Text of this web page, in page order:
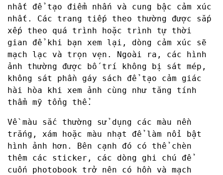
nhất để tạo điểm nhấn và cung bậc cảm xúc
nhất. Các trang tiếp theo thường được sắp
xếp theo quá trình hoặc trình tự thời
gian để khi bạn xem lại, dòng cảm xúc sẽ
mạch lạc và trọn vẹn. Ngoài ra, các hình
ảnh thường được bố trí không bị sát mép,
không sát phần gáy sách để tạo cảm giác
hài hòa khi xem ảnh cùng như tăng tính
thẩm mỹ tổng thể.
Về màu sắc thường sử dụng các màu nền
trắng, xám hoặc màu nhạt để làm nổi bật
hình ảnh hơn. Bên cạnh đó có thể chèn
thêm các sticker, các dòng ghi chú để
cuốn photobook trở nên có hồn và mạch